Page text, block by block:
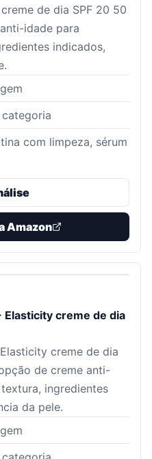
de dia SPF 20 50
idade para
indicados,
com limpeza, sérum
Amazon
creme de dia
creme de dia
de creme anti-
ingredientes
da pele.